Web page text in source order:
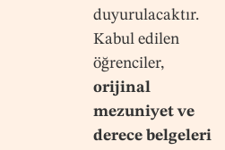
duyurulacaktır.
Kabul edilen
öğrenciler,
orijinal
mezuniyet ve
derece belgeleri